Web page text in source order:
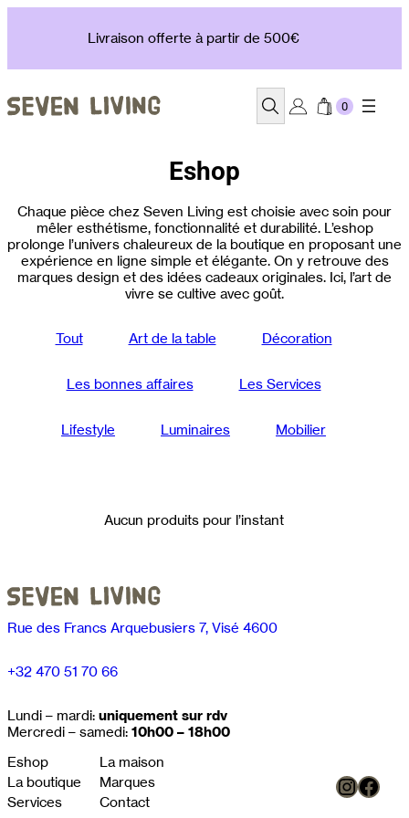
Livraison offerte à partir de 500€
Recherche
Eshop
Chaque pièce chez Seven Living est choisie avec soin pour
mêler esthétisme, fonctionnalité et durabilité. L’eshop
prolonge l’univers chaleureux de la boutique en proposant une
expérience en ligne simple et élégante. On y retrouve des
marques design et des idées cadeaux originales. Ici, l’art de
vivre se cultive avec goût.
Tout Art de la table Décoration
Les bonnes affaires Les Services
Lifestyle Luminaires Mobilier
Aucun produits pour l’instant
Rue des Francs Arquebusiers 7, Visé 4600
+32 470 51 70 66
Lundi – mardi: uniquement sur rdv
Mercredi – samedi: 10h00 – 18h00
Eshop
La boutique
Services
La maison
Marques
Contact